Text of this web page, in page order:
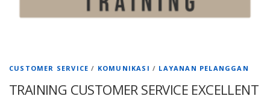
CUSTOMER SERVICE / KOMUNIKASI / LAYANAN PELANGGAN
TRAINING CUSTOMER SERVICE EXCELLENT